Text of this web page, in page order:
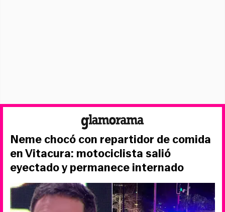
Neme chocó con repartidor de comida
en Vitacura: motociclista salió
eyectado y permanece internado